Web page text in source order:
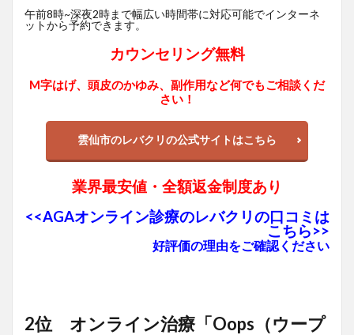
午前8時~深夜2時まで幅広い時間帯に対応可能でインターネ
ットから予約できます。
カウンセリング無料
M字はげ、頭皮のかゆみ、副作用など何でもご相談くだ
さい！
雲仙市のレバクリの公式サイトはこちら
業界最安値・全額返金制度あり
<<AGAオンライン診療のレバクリの口コミは
こちら>>
好評価の理由をご確認ください
2位 オンライン治療「Oops（ウープ